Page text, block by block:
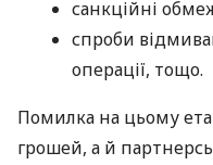
санкційні
спроби
операції, тощо.
Помилка на цьому
грошей, а й